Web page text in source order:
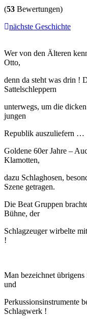
(53 Bewertungen)
nächste Geschichte
Wer von den Älteren
Otto,
denn da steht was drin !
Sattelschleppern
unterwegs, um die
jungen
Republik auszuliefern …
Goldene 60er Jahre –
Klamotten,
dazu Schlaghosen,
Szene getragen.
Die Beat Gruppen
Bühne, der
Schlagzeuger wirbelte
!
Man bezeichnet
und
Perkussionsinstrumente
Schlagwerk !